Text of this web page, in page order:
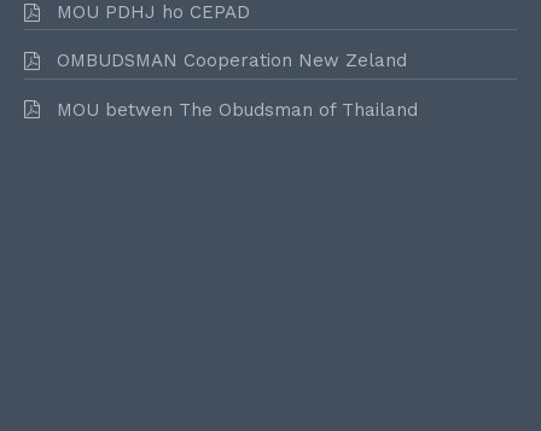
MOU PDHJ ho CEPAD
OMBUDSMAN Cooperation New Zeland
MOU betwen The Obudsman of Thailand